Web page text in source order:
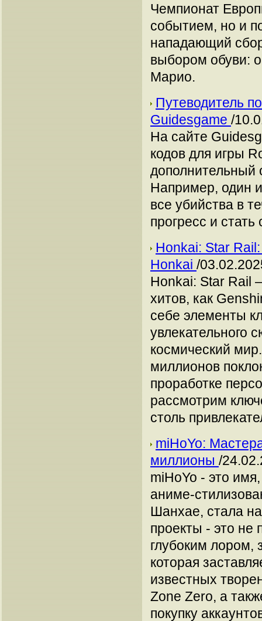
Чемпионат
событием, но и
нападающий
выбором обуви:
Марио.
Путеводитель
Guidesgame /
На сайте
кодов для игры
дополнительный
Например, один
все убийства в
прогресс и
Honkai: Star
Honkai /
Honkai: Star Rail
хитов, как
себе элементы
увлекательного
космический
миллионов
проработке
рассмотрим
столь
miHoYo:
миллионы /
miHoYo - это
аниме-
Шанхае, стала
проекты - это не
глубоким лором,
которая
известных
Zone Zero, а
покупку